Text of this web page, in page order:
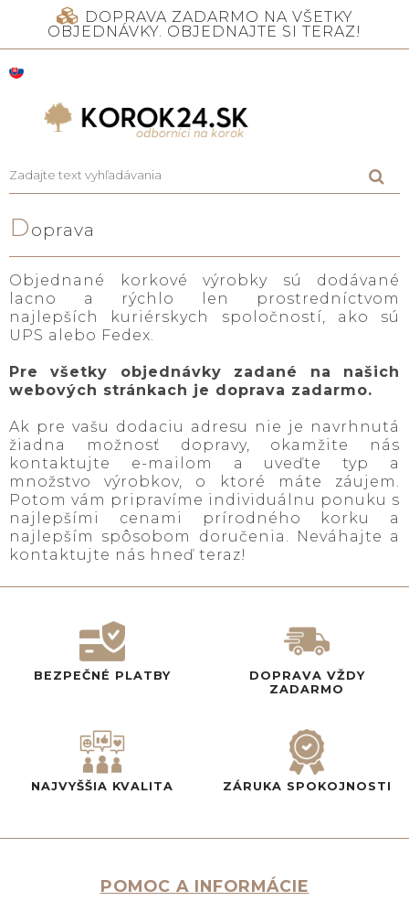
DOPRAVA ZADARMO NA VŠETKY
OBJEDNÁVKY. OBJEDNAJTE SI TERAZ!
Doprava
Objednané korkové výrobky sú dodávané
lacno a rýchlo len prostredníctvom
najlepších kuriérskych spoločností, ako sú
UPS alebo Fedex.
Pre všetky objednávky zadané na našich
webových stránkach je doprava zadarmo.
Ak pre vašu dodaciu adresu nie je navrhnutá
žiadna možnosť dopravy, okamžite nás
kontaktujte e-mailom a uveďte typ a
množstvo výrobkov, o ktoré máte záujem.
Potom vám pripravíme individuálnu ponuku s
najlepšími cenami prírodného korku a
najlepším spôsobom doručenia. Neváhajte a
kontaktujte nás hneď teraz!
BEZPEČNÉ PLATBY
DOPRAVA VŽDY
ZADARMO
NAJVYŠŠIA KVALITA ZÁRUKA SPOKOJNOSTI
POMOC A INFORMÁCIE